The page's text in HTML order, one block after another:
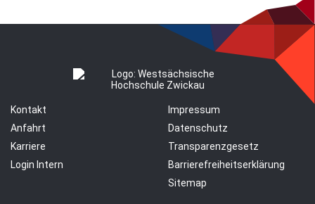
Kontakt
Anfahrt
Karriere
Login Intern
Impressum
Datenschutz
Transparenzgesetz
Barrierefreiheitserklärung
Sitemap